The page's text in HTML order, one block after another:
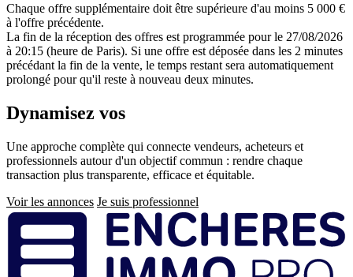
Chaque offre supplémentaire doit être supérieure d'au moins 5 000 €
à l'offre précédente.
La fin de la réception des offres est programmée pour le 27/08/2026
à 20:15 (heure de Paris). Si une offre est déposée dans les 2 minutes
précédant la fin de la vente, le temps restant sera automatiquement
prolongé pour qu'il reste à nouveau deux minutes.
Dynamisez vos
Une approche complète qui connecte vendeurs, acheteurs et
professionnels autour d'un objectif commun : rendre chaque
transaction plus transparente, efficace et équitable.
Voir les annonces Je suis professionnel
Pied
de
page